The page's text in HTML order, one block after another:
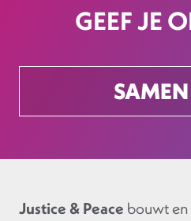
GEEF JE
Justice & Peace bouwt